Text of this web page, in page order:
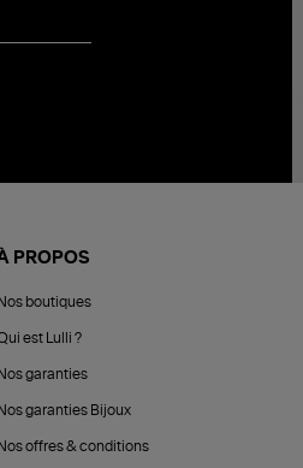
PROPOS
Nos boutiques
est Lulli ?
Nos garanties
Nos garanties Bijoux
Nos offres & conditions